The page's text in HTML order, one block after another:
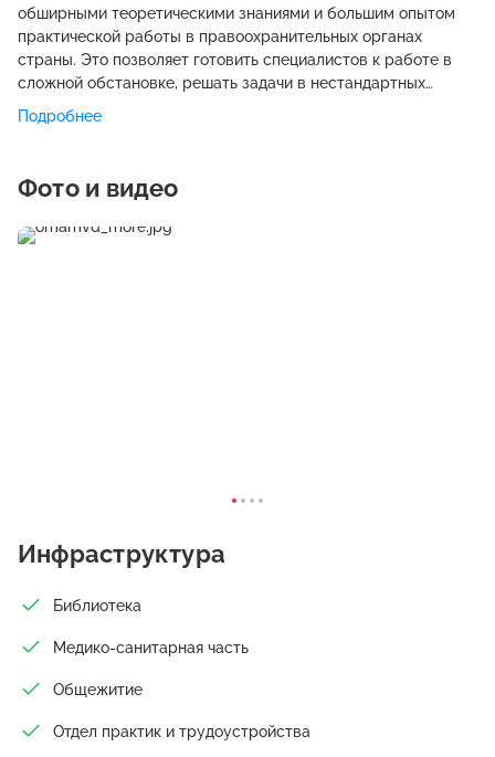
обширными теоретическими знаниями и большим опытом
практической работы в правоохранительных органах
страны. Это позволяет готовить специалистов к работе в
сложной обстановке, решать задачи в нестандартных
управленческих ситуациях, налаживать контакты с
представителями различных социальных, культурных,
информации. Данное приоритетное направление в
подготовке и воспитании специалистов для различных
несомненно, будет способствовать дальнейшему
прошлого, в них – истоки будущего.
Подробнее
Фото и видео
Инфраструктура
Библиотека
Медико-санитарная часть
Общежитие
Отдел практик и трудоустройства